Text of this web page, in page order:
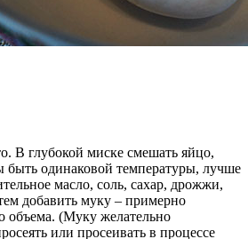
В глубокой миске смешать яйцо,
одинаковой температуры, лучше
масло, соль, сахар, дрожжи,
добавить муку – примерно
объема. (Муку желательно
или просеивать в процессе